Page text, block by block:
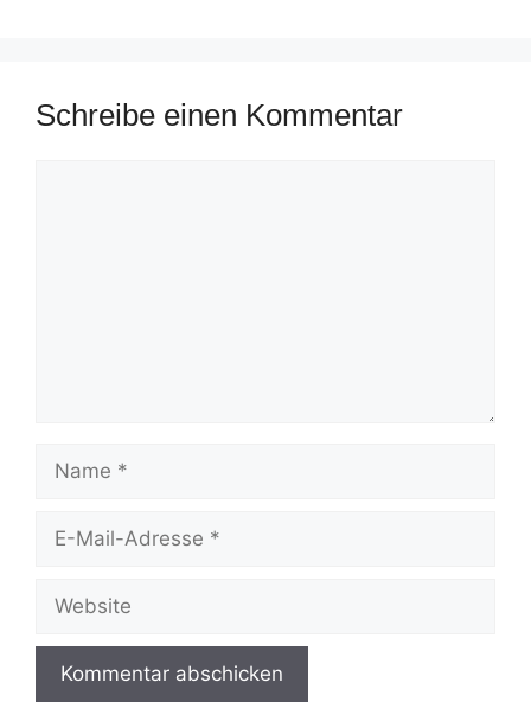
Schreibe einen Kommentar
Mail-